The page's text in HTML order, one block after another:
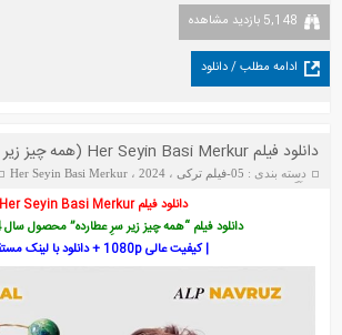
5,148 بازدید مشاهده
ادامه مطلب / دانلود
دسته بندی : 05-فیلم ترکی ،2024 ،Her Seyin Basi Merkur
دانلود فیلم Her Seyin Basi Merkur
دانلود فیلم “همه چیز زیر سرِ عطارده” محصول سال 2024 ترکیه
| کیفیت عالی 1080p + دانلود با لینک مستقیم |